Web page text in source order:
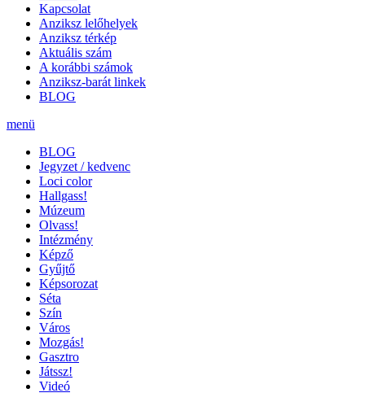
Kapcsolat
Anziksz lelőhelyek
Anziksz térkép
Aktuális szám
A korábbi számok
Anziksz-barát linkek
BLOG
menü
BLOG
Jegyzet / kedvenc
Loci color
Hallgass!
Múzeum
Olvass!
Intézmény
Képző
Gyűjtő
Képsorozat
Séta
Szín
Város
Mozgás!
Gasztro
Játssz!
Videó